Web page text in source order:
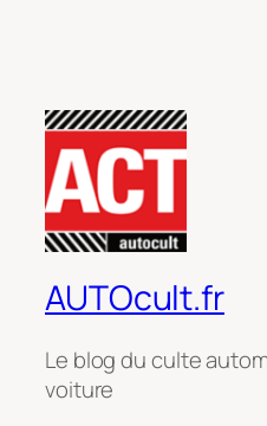
AUTOcult.fr
Le blog du culte
voiture